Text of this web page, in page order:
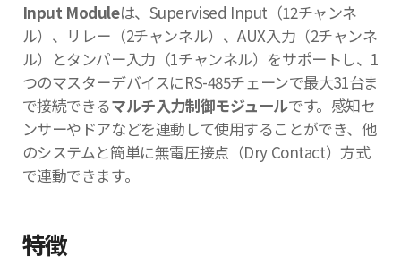
Input Moduleは、Supervised Input（12チャンネ
ル）、リレー（2チャンネル）、AUX入力（2チャンネ
ル）とタンパー入力（1チャンネル）をサポートし、1
つのマスターデバイスにRS-485チェーンで最大31台ま
で接続できるマルチ入力制御モジュールです。感知セ
ンサーやドアなどを連動して使用することができ、他
のシステムと簡単に無電圧接点（Dry Contact）方式
で連動できます。
特徴